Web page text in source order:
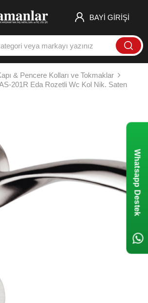
BAYİ GİRİŞİ
& Pencere Kolları ve Tokmaklar
201R Eda Rozetli Wc Kol Nik. Saten
Whatsapp Destek